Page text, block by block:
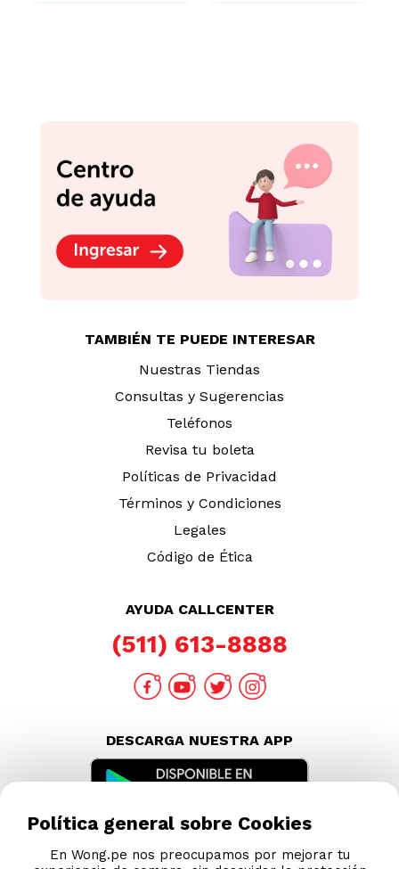
TAMBIÉN TE PUEDE INTERESAR
Nuestras Tiendas
Consultas y Sugerencias
Teléfonos
Revisa tu boleta
Políticas de Privacidad
Términos y Condiciones
Legales
Código de Ética
AYUDA CALLCENTER
(511) 613-8888
DESCARGA NUESTRA APP
Política general sobre Cookies
En Wong.pe nos preocupamos por mejorar tu